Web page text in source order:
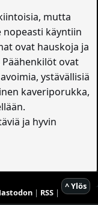
mutta
nopeasti käyntiin
ovat hauskoja ja
ovat
ystävällisiä
kaveriporukka,
ja hyvin
^ Ylös
| RSS|